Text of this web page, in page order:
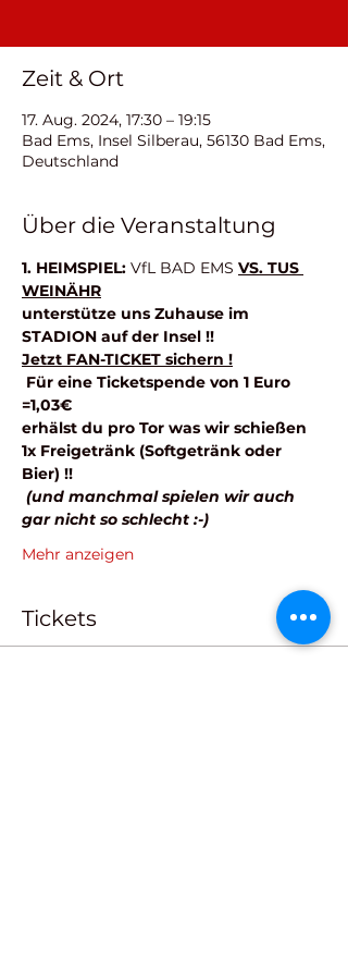
Zeit & Ort
17. Aug. 2024, 17:30 – 19:15
Bad Ems, Insel Silberau, 56130 Bad Ems,
Deutschland
Über die Veranstaltung
1. HEIMSPIEL: VfL BAD EMS VS. TUS
WEINÄHR
unterstütze uns Zuhause im
STADION auf der Insel !!
Jetzt FAN-TICKET sichern !
Für eine Ticketspende von 1 Euro
=1,03€
erhälst du pro Tor was wir schießen
1x Freigetränk (Softgetränk oder
Bier) !!
(und manchmal spielen wir auch
gar nicht so schlecht :-)
Mehr anzeigen
Tickets